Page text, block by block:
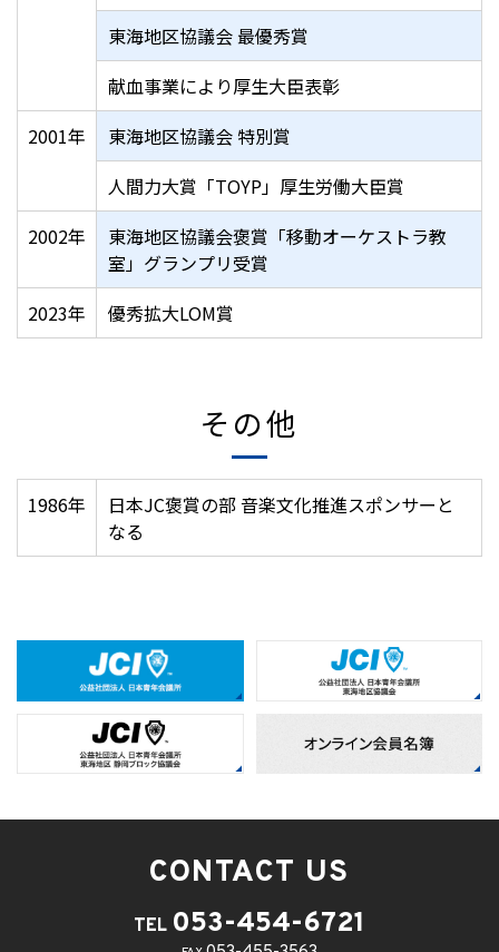
東海地区協議会 最優秀賞
献血事業により厚生大臣表彰
2001年
東海地区協議会 特別賞
人間力大賞「TOYP」厚生労働大臣賞
2002年
東海地区協議会褒賞「移動オーケストラ教
室」グランプリ受賞
2023年
優秀拡大LOM賞
その他
1986年
日本JC褒賞の部 音楽文化推進スポンサーと
なる
CONTACT US
TEL 053-454-6721